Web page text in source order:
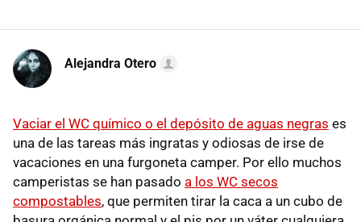
Alejandra Otero
Vaciar el WC químico o el depósito de aguas negras es
una de las tareas más ingratas y odiosas de irse de
vacaciones en una furgoneta camper. Por ello muchos
camperistas se han pasado a los WC secos
compostables, que permiten tirar la caca a un cubo de